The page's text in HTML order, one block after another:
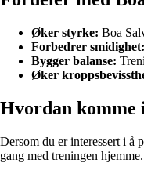
Øker styrke: Boa
Forbedrer smidighet:
Bygger balanse:
Øker
Hvordan komme
Dersom du er interessert i å
gang med treningen hjemme.